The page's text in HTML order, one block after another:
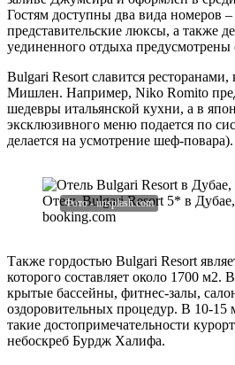
Гостям доступны два вида номеров
представительские люксы, а также
уединенного отдыха предусмотрены
Bulgari Resort славится
Мишлен. Например, Niko Romito
шедевры итальянской кухни, а в
эксклюзивного меню подается по
делается на усмотрение шеф-повара).
Отель Bulgari Resort 5* в
booking.com
Также гордостью Bulgari Resort
которого составляет около 1700 м2.
крытые бассейны, фитнес-залы,
оздоровительных процедур. В 10-15
такие достопримечательности
небоскреб Бурдж Халифа.